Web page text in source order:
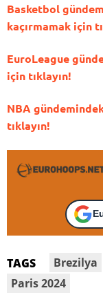
Basketbol
kaçırmamak için
EuroLeague
için tıklayın!
NBA
tıklayın!
TAGS Brezilya
Paris 2024